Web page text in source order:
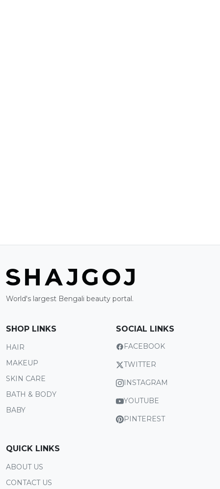
World's largest Bengali beauty portal.
SHOP LINKS
HAIR
MAKEUP
SKIN CARE
BATH & BODY
BABY
SOCIAL LINKS
FACEBOOK
TWITTER
INSTAGRAM
YOUTUBE
PINTEREST
QUICK LINKS
ABOUT US
CONTACT US